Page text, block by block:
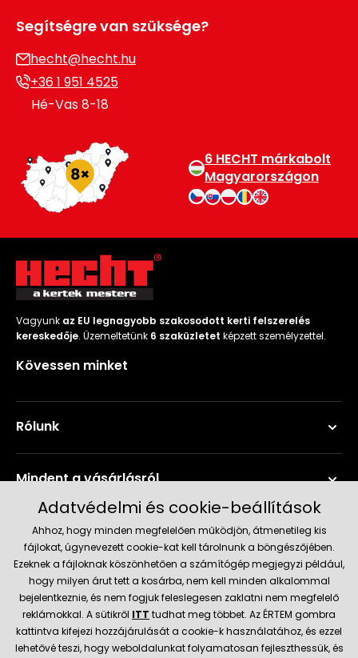
Segítségre van szüksége?
hecht@hecht.hu
+36 1 951 4525
Hé-Vas 8-18
6 HECHT márkabolt
Magyarországon
Vagyunk az EU legnagyobb szakosodott kerti felszerelés
kereskedője. Üzemeltetünk 6 szaküzletet képzett személyzettel.
Kövessen minket
Rólunk
Mindent a vásárlásról
Szerviz és támogatás
Aktuális információk
Szállítás és fizetési módok
Adatvédelmi és cookie-beállítások
Ahhoz, hogy minden megfelelően működjön, átmenetileg kis
fájlokat, úgynevezett cookie-kat kell tárolnunk a böngészőjében.
Ezeknek a fájloknak köszönhetően a számítógép megjegyzi például,
hogy milyen árut tett a kosárba, nem kell minden alkalommal
bejelentkeznie, és nem fogjuk feleslegesen zaklatni nem megfelelő
reklámokkal. A sütikről ITT tudhat meg többet. Az ÉRTEM gombra
kattintva kifejezi hozzájárulását a cookie-k használatához, és ezzel
lehetővé teszi, hogy weboldalunkat folyamatosan fejleszthessük, és